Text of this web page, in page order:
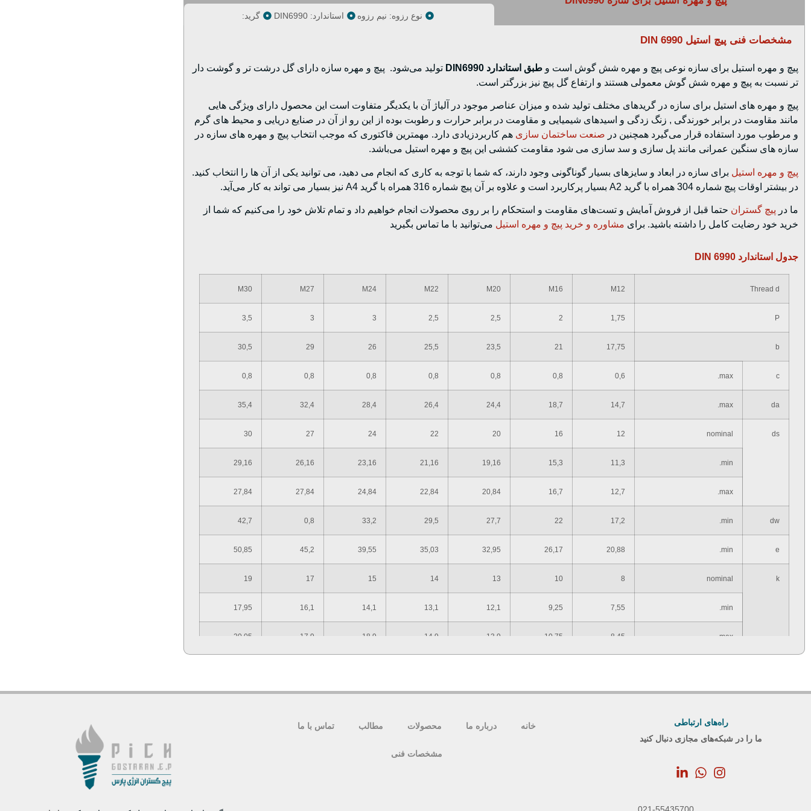
نوع رزوه: نیم رزوه استاندارد: DIN6990 گرید:
مشخصات فنی پیچ استیل DIN 6990
پیچ و مهره استیل برای سازه نوعی پیچ و مهره شش گوش است و طبق استاندارد DIN6990
تولید می‌شود. پیچ و مهره سازه دارای گل درشت تر و گوشت دار
تر نسبت به پیچ و مهره شش گوش معمولی هستند و ارتفاع گل پیچ نیز بزرگتر است.
پیچ و مهره های استیل برای سازه در گریدهای مختلف تولید شده و میزان عناصر موجود در آلیاژ آن با یکدیگر متفاوت است این محصول دارای ویژگی هایی
مانند مقاومت در برابر خورندگی , زنگ زدگی و اسیدهای شیمیایی و مقاومت در برابر حرارت و رطوبت بوده از این رو از آن در صنایع دریایی و محیط های گرم
و مرطوب مورد استفاده قرار می‌گیرد همچنین در صنعت ساختمان سازی هم کاربردزیادی دارد. مهمترین فاکتوری که موجب انتخاب پیچ و مهره های سازه در
سازه های سنگین عمرانی مانند پل سازی و سد سازی می شود مقاومت کششی این پیچ و مهره استیل می‌باشد.
پیچ و مهره استیل برای سازه در ابعاد و سایزهای بسیار گوناگونی وجود دارند، که شما با توجه به کاری که انجام می دهید، می توانید یکی از آن ها را انتخاب کنید.
در بیشتر اوقات پیچ شماره 304 همراه با گرید A2 بسیار پرکاربرد است و علاوه بر آن پیچ شماره 316 همراه با گرید A4 نیز بسیار می تواند به کار می‌آید.
ما در پیچ گستران حتما قبل از فروش آمایش و تست‌های مقاومت و استحکام را بر روی محصولات انجام خواهیم داد و تمام تلاش خود را می‌کنیم که شما از
خرید خود رضایت کامل را داشته باشید. برای مشاوره و خرید پیچ و مهره استیل می‌توانید با ما تماس بگیرید
جدول استاندارد DIN 6990
Thread d
M12
M16
M20
M22
M24
M27
M30
P
1,75
2
2,5
2,5
3
3
3,5
b
17,75
21
23,5
25,5
26
29
30,5
c
max.
0,6
0,8
0,8
0,8
0,8
0,8
0,8
da
max.
14,7
18,7
24,4
26,4
28,4
32,4
35,4
ds
nominal
12
16
20
22
24
27
30
min.
11,3
15,3
19,16
21,16
23,16
26,16
29,16
max.
12,7
16,7
20,84
22,84
24,84
27,84
27,84
dw
min.
17,2
22
27,7
29,5
33,2
0,8
42,7
e
min.
20,88
26,17
32,95
35,03
39,55
45,2
50,85
k
nominal
8
10
13
14
15
17
19
min.
7,55
9,25
12,1
13,1
14,1
16,1
17,95
max.
8,45
10,75
13,9
14,9
18,9
17,9
20,05
r
min.
0,6
0,6
0,8
0,8
0,8
1
1
nominal=max.
30
36
41
31
راه‌های ارتباطی
ما را در شبکه‌های مجازی دنبال کنید
021-55435700
خانه درباره ما محصولات مطالب تماس با ما
مشخصات فنی